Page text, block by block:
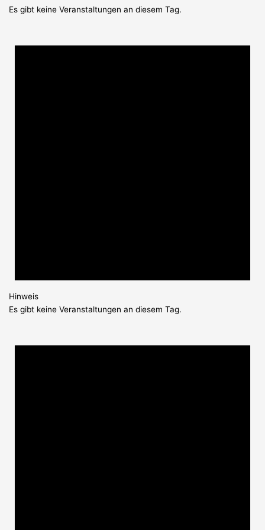
Es gibt keine Veranstaltungen an diesem Tag.
Hinweis
Es gibt keine Veranstaltungen an diesem Tag.